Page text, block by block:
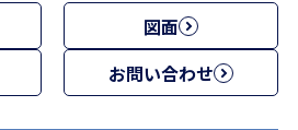
図面
お問い合わせ